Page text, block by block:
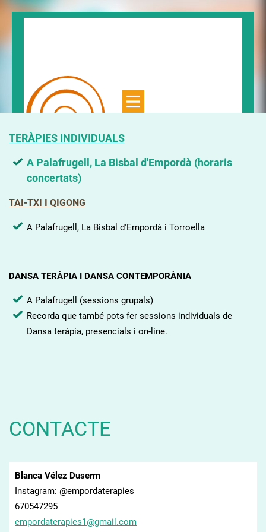
TERÀPIES ENERGÈTIQUES I PSICO-
CORPORAL I CREATIVA.
TERÀPIES INDIVIDUALS
A Palafrugell, La Bisbal d'Empordà (horaris
concertats)
TAI-TXI I QIGONG
A Palafrugell, La Bisbal d'Empordà i Torroella
DANSA TERÀPIA I DANSA CONTEMPORÀNIA
A Palafrugell (sessions grupals)
Recorda que també pots fer sessions individuals de
Dansa teràpia, presencials i on-line.
CONTACTE
Blanca Vélez Duserm
Instagram: @empordaterapies
670547295
empordaterapies1@gmail.com